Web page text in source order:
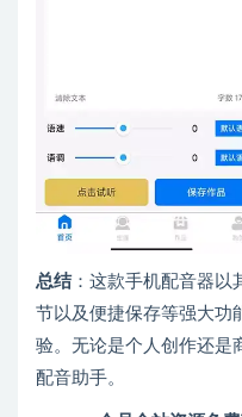
总结：这款手机配音器以
节以及便捷保存等强大功
验。无论是个人创作还是
配音助手。